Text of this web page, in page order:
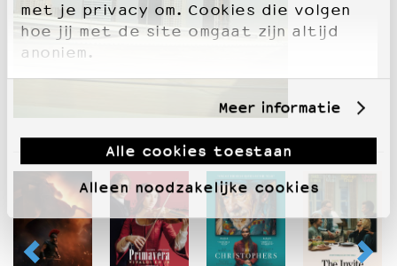
met je privacy om. Cookies die volgen
hoe jij met de site omgaat zijn altijd
anoniem.
Meer informatie
Alle cookies toestaan
Alleen noodzakelijke cookies